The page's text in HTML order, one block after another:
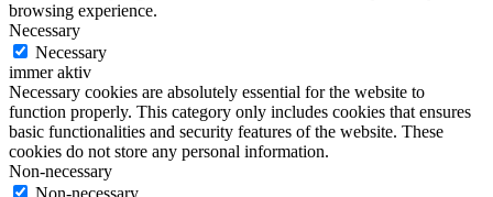
browsing experience.
Necessary
Necessary
immer aktiv
Necessary cookies are absolutely essential for the website to
function properly. This category only includes cookies that ensures
basic functionalities and security features of the website. These
cookies do not store any personal information.
Non-necessary
Non-necessary